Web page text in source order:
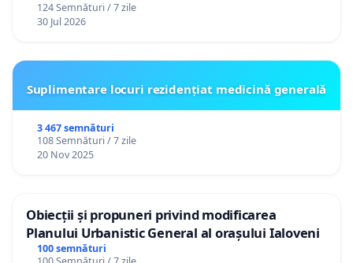
124 Semnături / 7 zile
30 Jul 2026
Suplimentare locuri rezidențiat medicină generală
3 467 semnături
108 Semnături / 7 zile
20 Nov 2025
Obiecții și propuneri privind modificarea
Planului Urbanistic General al orașului Ialoveni
100 semnături